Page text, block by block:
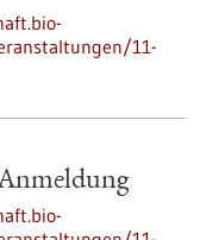
11-